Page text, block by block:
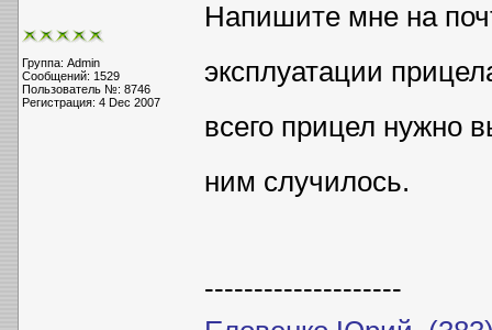
Группа: Admin
Сообщений: 1529
Пользователь №: 8746
Регистрация: 4 Dec 2007
Напишите мне на
эксплуатации
всего прицел нужно
ним случилось.
--------------------